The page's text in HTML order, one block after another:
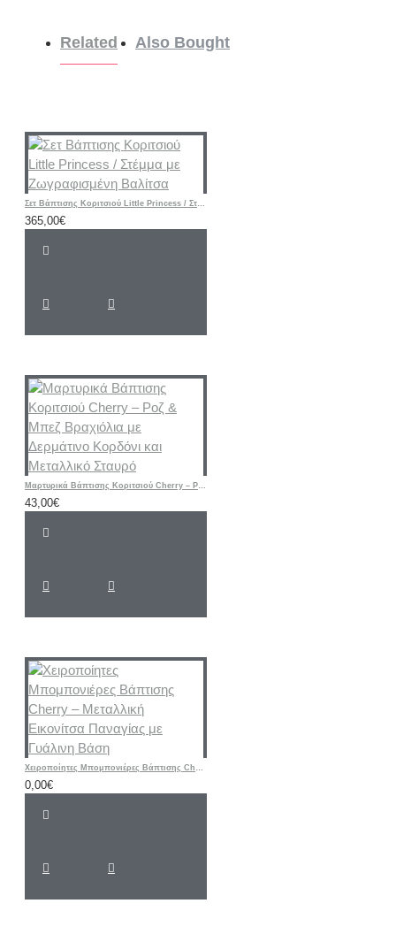
Related Also Bought
Σετ Βάπτισης Κοριτσιού Little Princess / Στέμμα με Ζωγραφισμένη Βαλίτσα
365,00€
Μαρτυρικά Βάπτισης Κοριτσιού Cherry – Ροζ & Μπεζ Βραχιόλια με Δερμάτινο Κορδόνι και Μεταλλικό Σταυρό
43,00€
Χειροποίητες Μπομπονιέρες Βάπτισης Cherry – Μεταλλική Εικονίτσα Παναγίας με Γυάλινη Βάση
0,00€